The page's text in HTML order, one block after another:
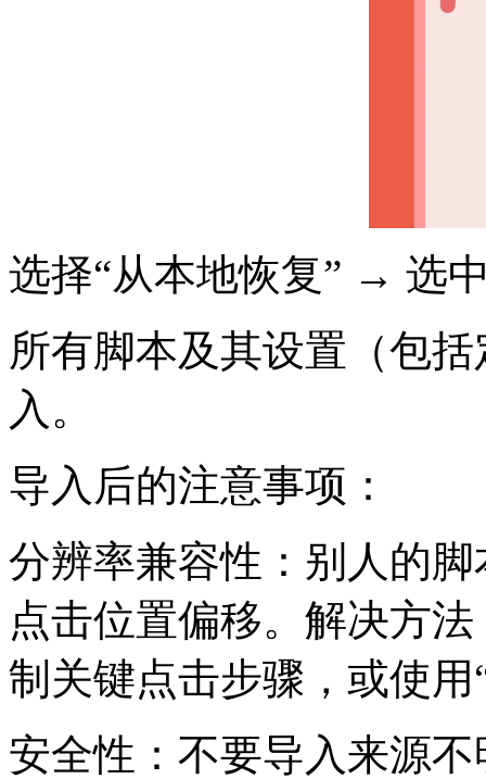
选择“从本地恢复” → 选
所有脚本及其设置（包
入。
导入后的注意事项：
分辨率兼容性：别人的
点击位置偏移。解决方
制关键点击步骤，或使
安全性：不要导入来源